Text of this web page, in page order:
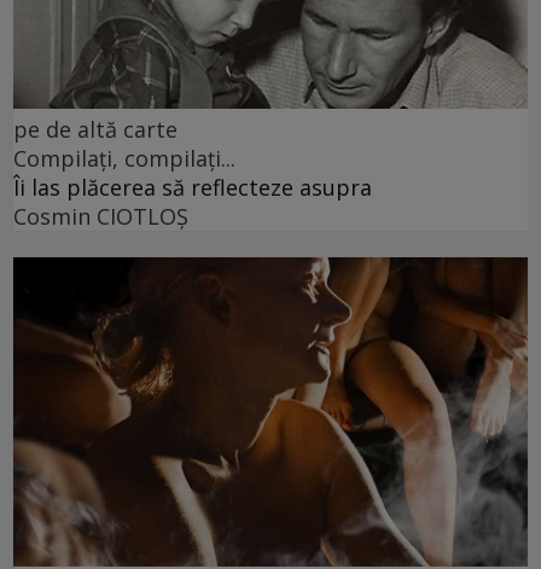
pe de altă carte
Compilați, compilați...
Îi las plăcerea să reflecteze asupra
Cosmin CIOTLOŞ